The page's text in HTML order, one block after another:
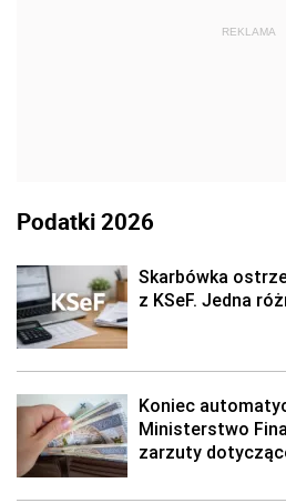
REKLAMA
Podatki 2026
Skarbówka
z KSeF. Jedna
Koniec
Ministerstwo
zarzuty